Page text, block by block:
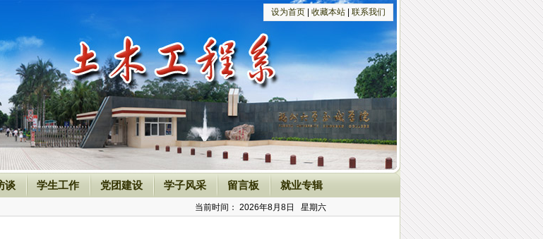
设为首页 收藏本站 联系我们
谈 学生工作 党团建设 学子风采 留言板 就业专辑
当前时间： 2026年8月8日 星期六